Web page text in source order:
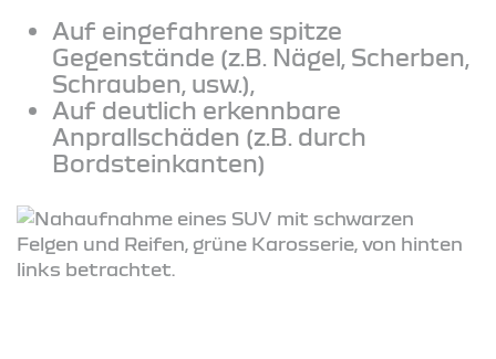
Auf eingefahrene spitze
Gegenstände (z.B. Nägel, Scherben,
Schrauben, usw.),
Auf deutlich erkennbare
Anprallschäden (z.B. durch
Bordsteinkanten)